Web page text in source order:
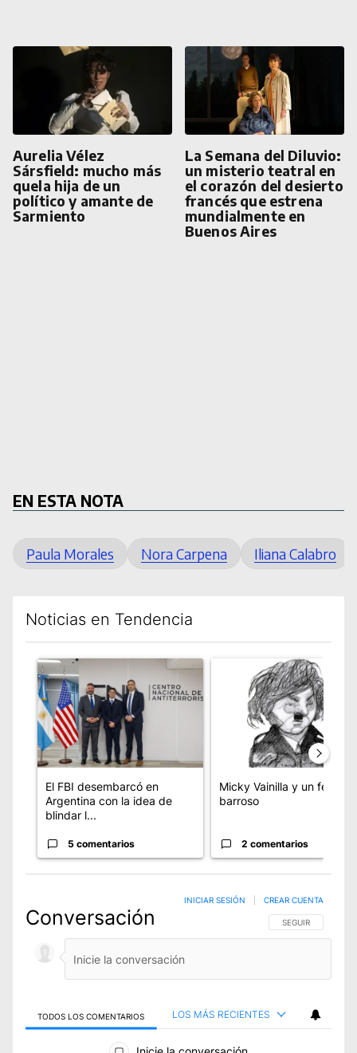
Aurelia Vélez
Sársfield: mucho más
quela hija de un
político y amante de
Sarmiento
La Semana del Diluvio:
un misterio teatral en
el corazón del desierto
francés que estrena
mundialmente en
Buenos Aires
EN ESTA NOTA
Paula Morales Nora Carpena Iliana Calabro
Noticias en Tendencia
Un artículo de tendencia con el título "El FBI desembarcó
El FBI desembarcó en
Argentina con la idea de
blindar l...
5 comentarios
Un artículo de tendencia
Micky Vainilla y un
barroso
2 comentarios
Conversación SIGA ESTA
SEGUIR
INICIAR SESIÓN CREAR CUENTA
TODOS LOS COMENTARIOS LOS MÁS RECIENTES
Todos los comentarios